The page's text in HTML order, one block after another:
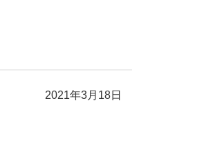
2021年3月18日